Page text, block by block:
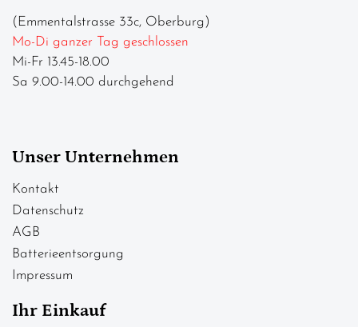
(Emmentalstrasse 33c, Oberburg)
Mo-Di ganzer Tag geschlossen
Mi-Fr 13.45-18.00
Sa 9.00-14.00 durchgehend
Unser Unternehmen
Kontakt
Datenschutz
AGB
Batterieentsorgung
Impressum
Ihr Einkauf